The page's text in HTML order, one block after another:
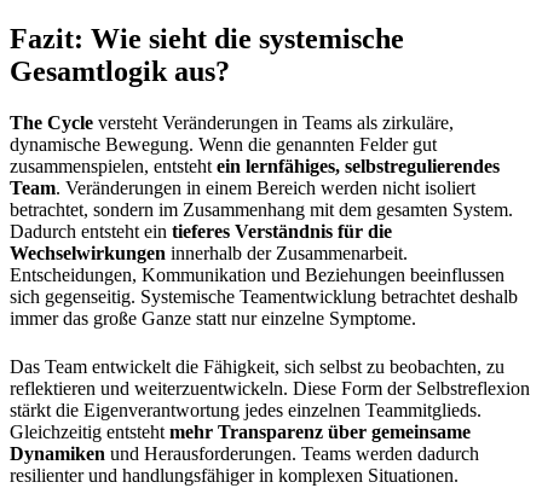
Fazit: Wie sieht die systemische
Gesamtlogik aus?
The Cycle versteht Veränderungen in Teams als zirkuläre,
dynamische Bewegung. Wenn die genannten Felder gut
zusammenspielen, entsteht ein lernfähiges, selbstregulierendes
Team. Veränderungen in einem Bereich werden nicht isoliert
betrachtet, sondern im Zusammenhang mit dem gesamten System.
Dadurch entsteht ein tieferes Verständnis für die
Wechselwirkungen innerhalb der Zusammenarbeit.
Entscheidungen, Kommunikation und Beziehungen beeinflussen
sich gegenseitig. Systemische Teamentwicklung betrachtet deshalb
immer das große Ganze statt nur einzelne Symptome.
Das Team entwickelt die Fähigkeit, sich selbst zu beobachten, zu
reflektieren und weiterzuentwickeln. Diese Form der Selbstreflexion
stärkt die Eigenverantwortung jedes einzelnen Teammitglieds.
Gleichzeitig entsteht mehr Transparenz über gemeinsame
Dynamiken und Herausforderungen. Teams werden dadurch
resilienter und handlungsfähiger in komplexen Situationen.